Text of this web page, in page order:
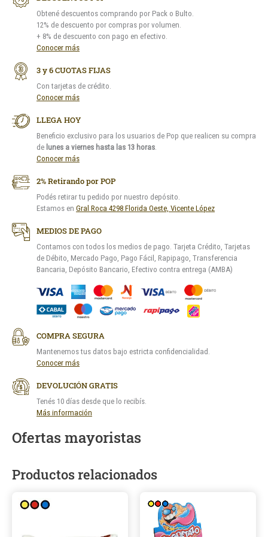
Obtené descuentos comprando por Pack o Bulto.
12% de descuento por compras por volumen.
+ 8% de descuento con pago en efectivo.
Conocer más
3 y 6 CUOTAS FIJAS
Con tarjetas de crédito.
Conocer más
LLEGA HOY
Beneficio exclusivo para los usuarios de Pop que realicen su compra
de lunes a viernes hasta las 13 horas
Conocer más
2% Retirando por POP
Podés retirar tu pedido por nuestro depósito.
Estamos en Gral Roca 4298 Florida Oeste, Vicente López
MEDIOS DE PAGO
Contamos con todos los medios de pago. Tarjeta Crédito, Tarjetas
de Débito, Mercado Pago, Pago Fácil, Rapipago, Transferencia
Bancaria, Depósito Bancario, Efectivo contra entrega (AMBA)
COMPRA SEGURA
Mantenemos tus datos bajo estricta confidencialidad.
Conocer más
DEVOLUCIÓN GRATIS
Tenés 10 días desde que lo recibís.
Más información
Ofertas mayoristas
Productos relacionados